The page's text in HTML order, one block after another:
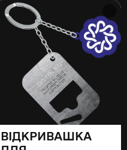
ВІДКРИВАШКА